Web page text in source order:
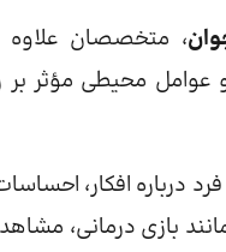
، متخصصان علاوه
عوامل محیطی مؤثر
فرد درباره افکار،
بازی درمانی،